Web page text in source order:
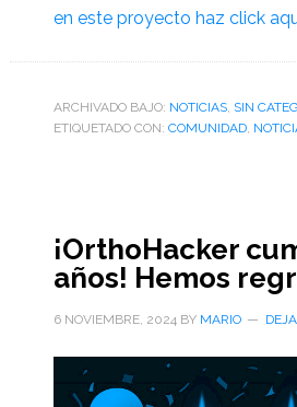
en este proyecto haz click
ARCHIVADO BAJO: NOTICIAS, SIN
ETIQUETADO CON: COMUNIDAD,
¡OrthoHacker
años! Hemos
6 NOVIEMBRE, 2024BY MARIO